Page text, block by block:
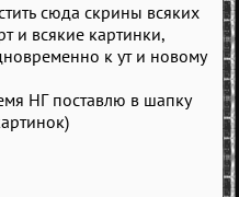
сюда скрины всяких
и всякие картинки,
к ут и новому
НГ поставлю в шапку